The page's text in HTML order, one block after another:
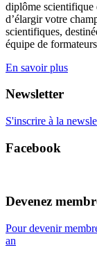
diplôme scientifique
d’élargir votre
scientifiques,
équipe de
En savoir plus
Newsletter
S'inscrire à la
Facebook
Devenez
Pour devenir
an